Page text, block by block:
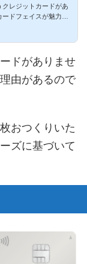
クレジットカードがあ
ドフェイスが魅力的
ドがありませ
由があるので
おつくりいた
ズに基づいて